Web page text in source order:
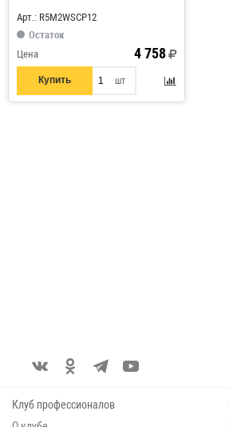
Арт.: R5M2WSCP12
Остаток
Цена
4 758
Купить шт
Клуб профессионалов